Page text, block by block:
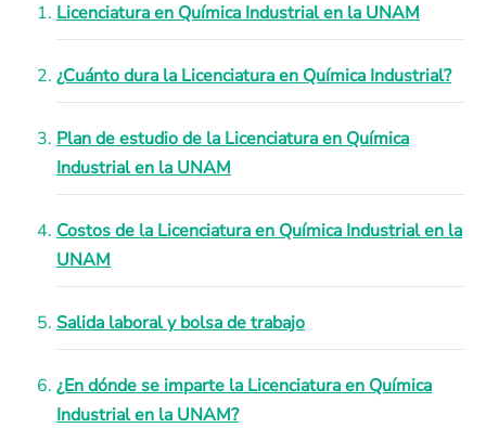
Licenciatura en Química Industrial en la UNAM
¿Cuánto dura la Licenciatura en Química Industrial?
Plan de estudio de la Licenciatura en Química
Industrial en la UNAM
Costos de la Licenciatura en Química Industrial en la
UNAM
Salida laboral y bolsa de trabajo
¿En dónde se imparte la Licenciatura en Química
Industrial en la UNAM?